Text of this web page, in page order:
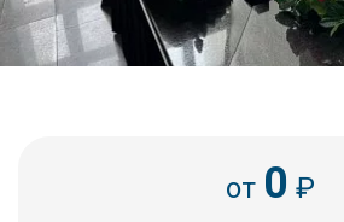
от 0 ₽